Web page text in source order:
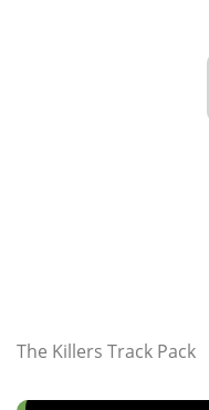
The Killers Track Pack